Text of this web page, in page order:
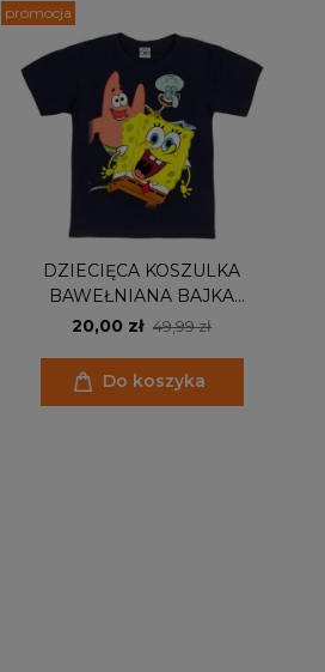
DZIECIĘCA KOSZULKA
BAWEŁNIANA BAJKA
SPONGEBOB
20,00 zł 49,99 zł
Do koszyka
promocja